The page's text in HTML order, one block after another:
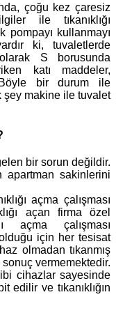
çoğu kez çaresiz
ile tıkanıklığı
pompayı kullanmayı
ki, tuvaletlerde
S borusunda
katı maddeler,
Böyle bir durum ile
şey makine ile tuvalet
bir sorun değildir.
sakinlerini
açma çalışması
açan firma özel
açma çalışması
için her tesisat
olmadan tıkanmış
sonuç vermemektedir.
cihazlar sayesinde
edilir ve tıkanıklığın